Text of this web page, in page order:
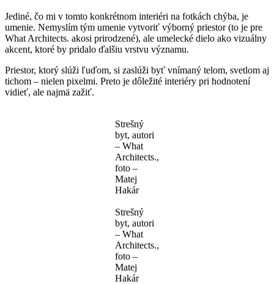
Jediné, čo mi v tomto konkrétnom interiéri na fotkách chýba, je
umenie. Nemyslím tým umenie vytvoriť výborný priestor (to je pre
What Architects. akosi prirodzené), ale umelecké dielo ako vizuálny
akcent, ktoré by pridalo ďalšiu vrstvu významu.
Priestor, ktorý slúži ľuďom, si zaslúži byť vnímaný telom, svetlom aj
tichom – nielen pixelmi. Preto je dôležité interiéry pri hodnotení
vidieť, ale najmä zažiť.
Strešný
byt, autori
– What
Architects.,
foto –
Matej
Hakár
Strešný
byt, autori
– What
Architects.,
foto –
Matej
Hakár